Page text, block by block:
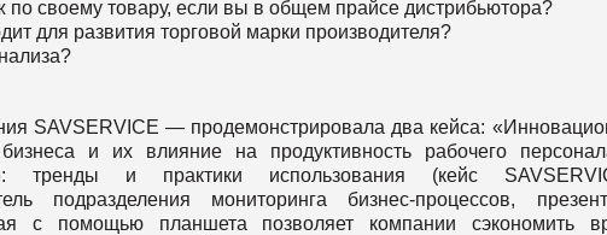
по своему товару, если вы в общем прайсе дистрибьютора?
для развития торговой марки производителя?
SAVSERVICE — продемонстрировала два кейса:
бизнеса и их влияние на продуктивность рабочего
тренды и практики использования (кейс
подразделения мониторинга бизнес-процессов,
с помощью планшета позволяет компании сэкономить